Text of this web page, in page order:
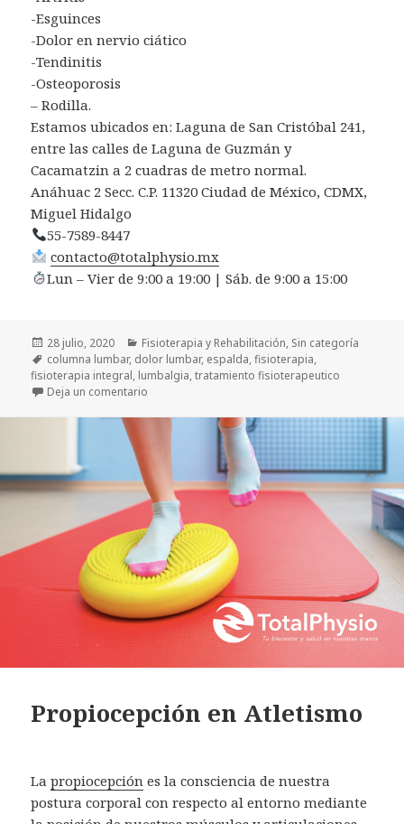
-Esguinces
-Dolor en nervio ciático
-Tendinitis
-Osteoporosis
– Rodilla.
Estamos ubicados en: Laguna de San Cristóbal 241,
entre las calles de Laguna de Guzmán y
Cacamatzin a 2 cuadras de metro normal.
Anáhuac 2 Secc. C.P. 11320 Ciudad de México, CDMX,
Miguel Hidalgo
55-7589-8447
contacto@totalphysio.mx
Lun – Vier de 9:00 a 19:00 | Sáb. de 9:00 a 15:00
Publicado
el
28 julio, 2020 Categorías
Fisioterapia y Rehabilitación, Sin categoría
Etiquetas
columna lumbar, dolor lumbar, espalda,fisioterapia,
fisioterapia integral, lumbalgia,tratamiento fisioterapeutico
Deja un comentario
Propiocepción en Atletismo
Lapropiocepción es la consciencia de nuestra
postura corporal con respecto al entorno mediante